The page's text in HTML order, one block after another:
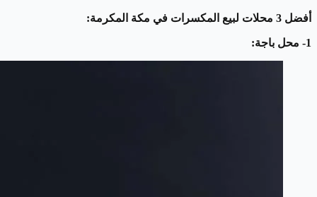
أفضل 3 محلات لبيع المكسرات في مكة المكرمة:
1- محل باجة: